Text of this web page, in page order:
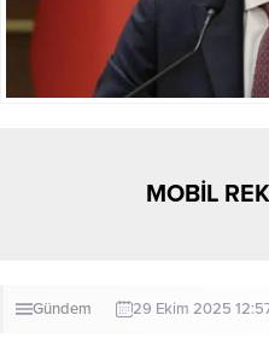
MOBİL
Gündem 29 Ekim 2025